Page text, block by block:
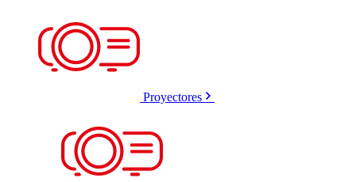
Proyectores